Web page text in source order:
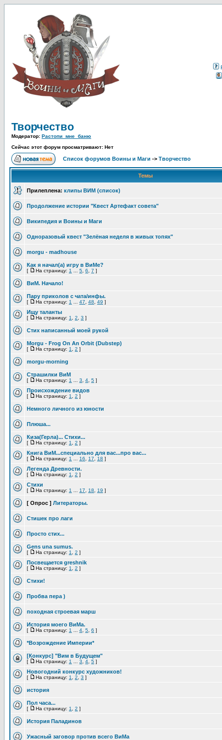
Творчество
Модератор: Растопи_мне_баню
Сейчас этот форум просматривают: Нет
Список форумов Воины и Маги -> Творчество
Темы
Прилеплена: клипы ВИМ (список)
Продолжение истории "Квест Артефакт совета"
Википедия и Воины и Маги
Одноразовый квест "Зелёная неделя в живых топях"
morgu - madhouse
Как я начал(а) игру в ВиМе?
[ На страницу: 1 5 6 7 ]
ВиМ. Начало!
Пару приколов с чата/инфы.
[ На страницу: 1 47 48 49 ]
Ищу таланты
[ На страницу: 1 2 3 ]
Стих написанный моей рукой
Morgu - Frog On An Orbit (Dubstep)
[ На страницу: 1 2 ]
morgu-morning
Страшилки ВиМ
[ На страницу: 1 3 4 5 ]
Происхождение видов
[ На страницу: 1 2 ]
Немного личного из юности
Плюша...
Киза(Герла)... Стихи...
[ На страницу: 1 2 ]
Книга ВиМ...специально для вас...про вас...
[ На страницу: 1 16 17 18 ]
Легенда Древности.
[ На страницу: 1 2 ]
Стихи
[ На страницу: 1 17 18 19 ]
[ Опрос ] Литераторы.
Стишек про лаги
Просто стих...
Gens una sumus.
[ На страницу: 1 2 ]
Посвещается greshnik
[ На страницу: 1 2 ]
Стихи!
Пробва пера )
походная строевая марш
История моего ВиМа.
[ На страницу: 1 4 5 6 ]
*Возрождение Империи*
[Конкурс] "Вим в Будущем"
[ На страницу: 1 3 4 5 ]
Новогодний конкурс художников!
[ На страницу: 1 2 3 ]
история
Пол часа...
[ На страницу: 1 2 ]
История Паладинов
Ужасный заговор против всего ВиМа